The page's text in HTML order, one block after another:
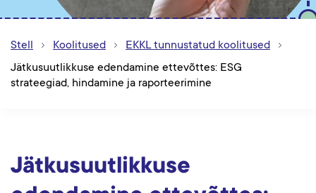
Stell Koolitused
EKKL tunnustatud koolitused
Jätkusuutlikkuse edendamine ettevõttes: ESG
strateegiad, hindamine ja raporteerimine
Jätkusuutlikkuse